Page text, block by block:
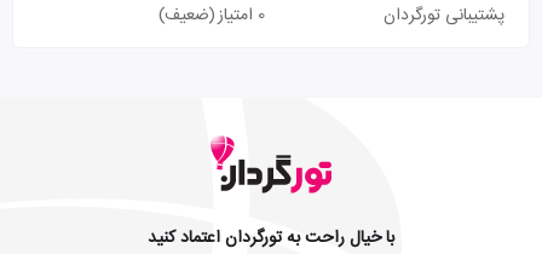
پشتیبانی تورگردان
0 امتیاز (ضعیف)
با خیال راحت به تورگردان اعتماد کنید